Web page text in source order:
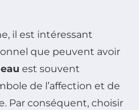
il est intéressant
que peuvent avoir
est souvent
de l’affection et de
Par conséquent, choisir